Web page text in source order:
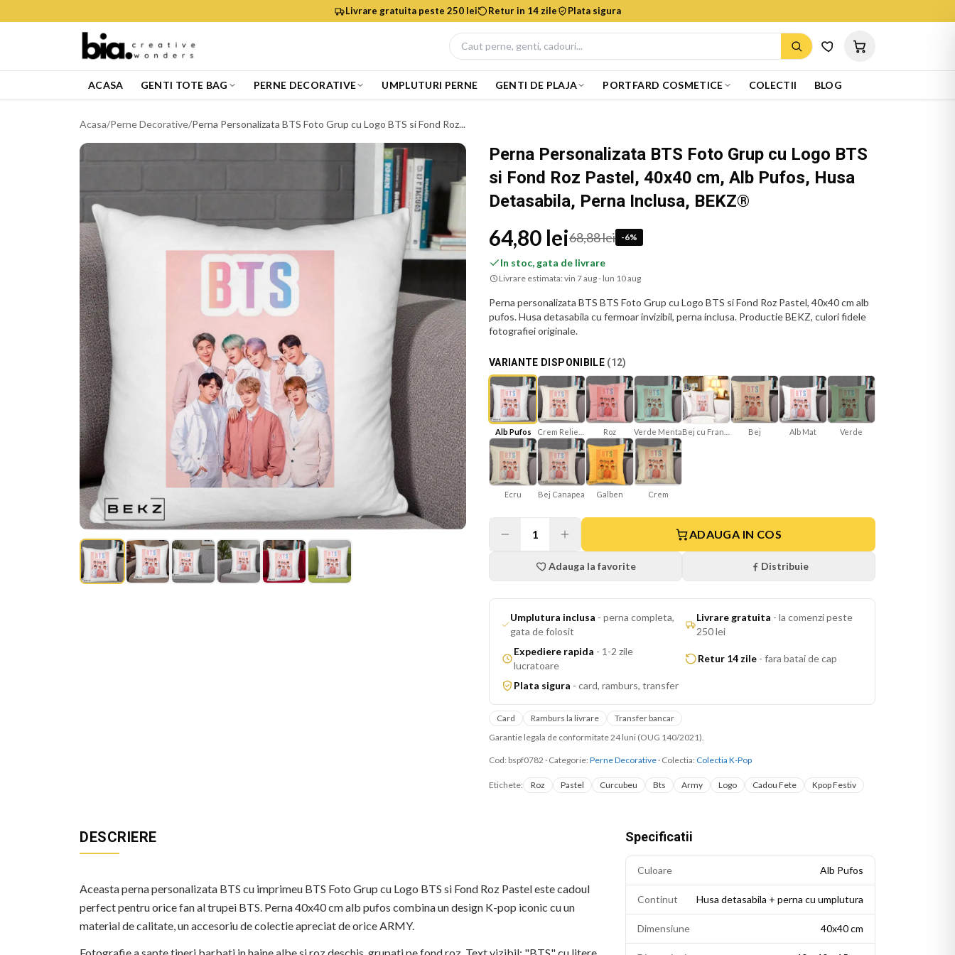
Livrare gratuita peste 250 lei Retur in 14 zile Plata sigura
ACASA GENTI TOTE BAG PERNE DECORATIVE UMPLUTURI PERNE GENTI DE PLAJA PORTFARD COSMETICE COLECTII BLOG
Acasa/Perne Decorative/Perna Personalizata BTS Foto Grup cu Logo BTS si Fond Roz...
Perna Personalizata BTS Foto Grup cu Logo BTS
si Fond Roz Pastel, 40x40 cm, Alb Pufos, Husa
Detasabila, Perna Inclusa, BEKZ®
64,80 lei68,88 lei -6%
In stoc, gata de livrare
Livrare estimata: vin 7 aug - lun 10 aug
Perna personalizata BTS BTS Foto Grup cu Logo BTS si Fond Roz Pastel, 40x40 cm alb
pufos. Husa detasabila cu fermoar invizibil, perna inclusa. Productie BEKZ, culori fidele
fotografiei originale.
VARIANTE DISPONIBILE (12)
Alb Pufos Roz Verde Menta Bej Alb Mat Verde
Ecru Bej Canapea Galben Crem
1 ADAUGA IN COS
Adauga la favorite Distribuie
Umplutura inclusa -perna completa,
gata de folosit
Livrare gratuita -la comenzi peste
250 lei
Expediere rapida - 1-2 zile
lucratoare
Retur 14 zile - fara batai de cap
Plata sigura - card, ramburs, transfer
Card Ramburs la livrare
Transfer bancar
Garantie legala de conformitate 24 luni (OUG 140/2021).
Cod: bspf0782 · Categorie: Perne Decorative · Colectia: Colectia K-Pop
Etichete: Roz Pastel Curcubeu Bts Army Logo Cadou Fete Kpop Festiv
DESCRIERE
Aceasta perna personalizata BTS cu imprimeu BTS Foto Grup cu Logo BTS si Fond Roz Pastel este cadoul
perfect pentru orice fan al trupei BTS. Perna 40x40 cm alb pufos combina un design K-pop iconic cu un
material de calitate, un accesoriu de colectie apreciat de orice ARMY.
Specificatii
Culoare Alb Pufos
Continut Husa detasabila + perna cu umplutura
Dimensiune 40x40 cm